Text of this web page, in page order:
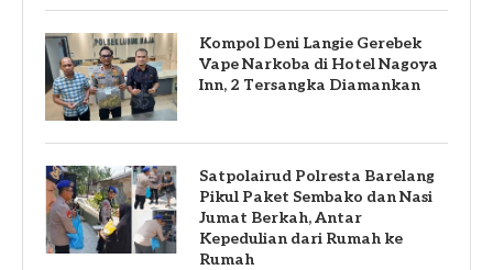
Kompol Deni Langie Gerebek
Vape Narkoba di Hotel Nagoya
Inn, 2 Tersangka Diamankan
Satpolairud Polresta Barelang
Pikul Paket Sembako dan Nasi
Jumat Berkah, Antar
Kepedulian dari Rumah ke
Rumah